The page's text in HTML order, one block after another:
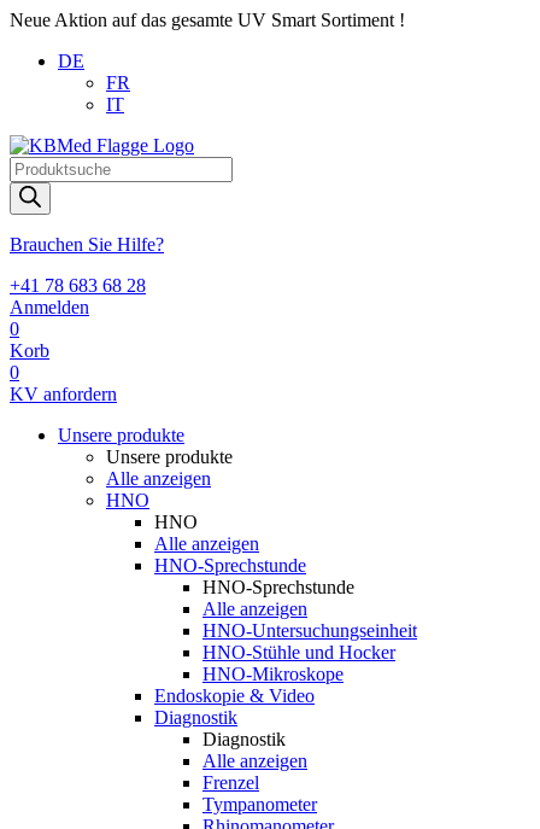
Neue Aktion auf das gesamte UV Smart Sortiment !
DE
FR
IT
Products
search
Brauchen Sie Hilfe?
+41 78 683 68 28
Anmelden
0
Korb
0
KV anfordern
Unsere produkte
Unsere produkte
Alle anzeigen
HNO
HNO
Alle anzeigen
HNO-Sprechstunde
HNO-Sprechstunde
Alle anzeigen
HNO-Untersuchungseinheit
HNO-Stühle und Hocker
HNO-Mikroskope
Endoskopie & Video
Diagnostik
Diagnostik
Alle anzeigen
Frenzel
Tympanometer